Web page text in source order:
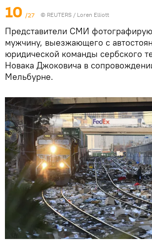
10 /27 © REUTERS / Loren Elliott
Представители СМИ
мужчину, выезжающего с
юридической команды сербского
Новака Джоковича в
Мельбурне.